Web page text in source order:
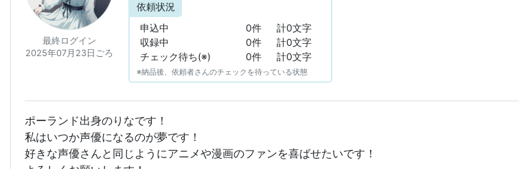
最終ログイン
2025年07月23日ごろ
依頼状況
申込中
0件
計0文字
収録中
0件
計0文字
チェック待ち(※)
0件 計0文字
※納品後、依頼者さんのチェックを待っている状態
ポーランド出身のりなです！
私はいつか声優になるのが夢です！
好きな声優さんと同じようにアニメや漫画のファンを喜ばせたいです！